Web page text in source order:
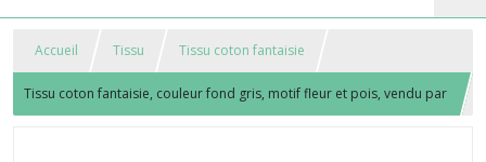
Accueil Tissu Tissu coton fantaisie
Tissu coton fantaisie, couleur fond gris, motif fleur et pois, vendu par